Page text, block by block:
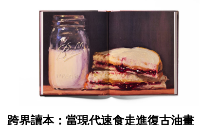
跨界讀本：當現代速食走進復古油畫